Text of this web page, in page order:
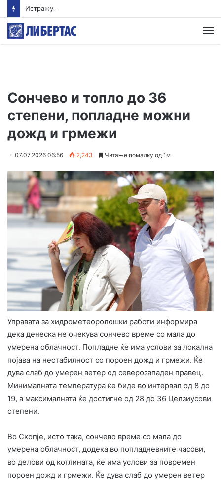
Сончево и топло до 36
степени, попладне можни
дожд и грмежи
07.07.2026 06:56 2,243 Читање помалку од 1м
Управата за хидрометеоролошки работи информира
дека денеска не очекува сончево време со мала до
умерена облачност. Попладне ќе има услови за локална
појава на нестабилност со пороен дожд и грмежи. Ќе
дува слаб до умерен ветер од северозападен правец.
Минималната температура ќе биде во интервал од 8 до
19, а максималната ќе достигне од 28 до 36 Целзиусови
степени.
Во Скопје, исто така, сончево време со мала до
умерена облачност, додека во попладневните часови,
во делови од котлината, ќе има услови за повремен
пороен дожд и грмежи. Ќе дува слаб до умерен ветер